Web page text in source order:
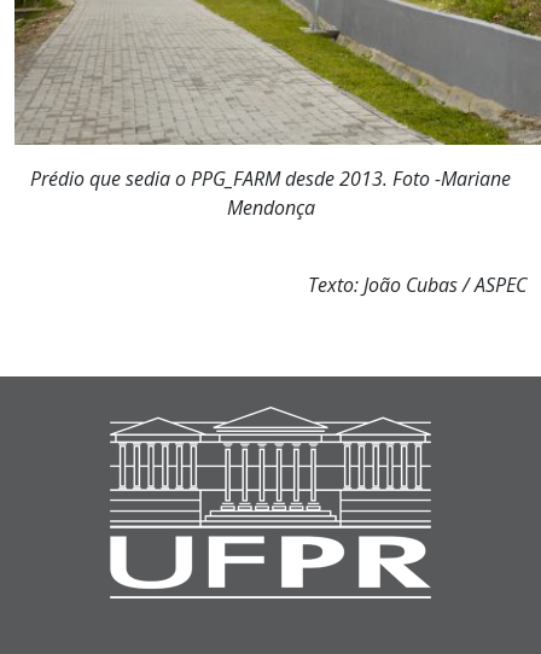
Prédio que sedia o PPG_FARM desde 2013. Foto -Mariane
Mendonça
Texto: João Cubas / ASPEC